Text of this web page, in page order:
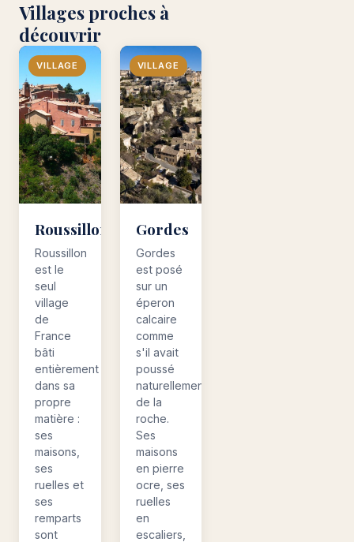
Villages proches à
découvrir
VILLAGE
Roussillon
Roussillon
est le
seul
village
de
France
bâti
entièrement
dans sa
propre
matière :
ses
maisons,
ses
ruelles et
ses
remparts
sont
VILLAGE
Gordes
Gordes
est posé
sur un
éperon
calcaire
comme
s'il avait
poussé
naturellement
de la
roche.
Ses
maisons
en pierre
ocre, ses
ruelles
en
escaliers,